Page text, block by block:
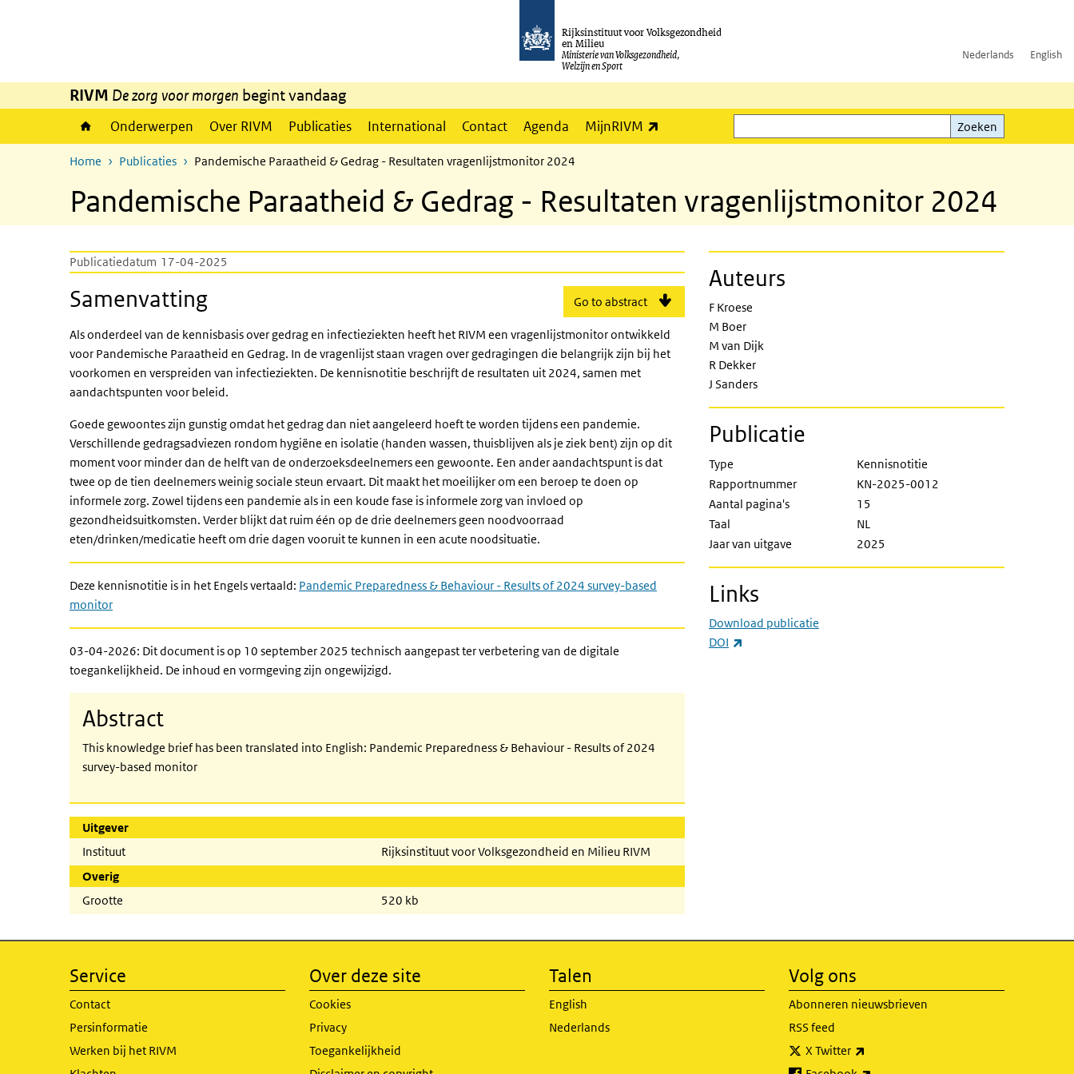
Rijksinstituut voor Volksgezondheid
en Milieu
Ministerie van Volksgezondheid,
Welzijn en Sport
Nederlands English
RIVM De zorg voor morgen begint vandaag
Onderwerpen Over RIVM Publicaties International Contact Agenda MijnRIVM
Zoeken
Zoeken
Home Publicaties Pandemische Paraatheid & Gedrag - Resultaten vragenlijstmonitor 2024
Pandemische Paraatheid & Gedrag - Resultaten vragenlijstmonitor 2024
Publicatiedatum 17-04-2025
Go to abstract
Samenvatting
Als onderdeel van de kennisbasis over gedrag en infectieziekten heeft het RIVM een vragenlijstmonitor ontwikkeld
voor Pandemische Paraatheid en Gedrag. In de vragenlijst staan vragen over gedragingen die belangrijk zijn bij het
voorkomen en verspreiden van infectieziekten. De kennisnotitie beschrijft de resultaten uit 2024, samen met
aandachtspunten voor beleid.
Goede gewoontes zijn gunstig omdat het gedrag dan niet aangeleerd hoeft te worden tijdens een pandemie.
Verschillende gedragsadviezen rondom hygiëne en isolatie (handen wassen, thuisblijven als je ziek bent) zijn op dit
moment voor minder dan de helft van de onderzoeksdeelnemers een gewoonte. Een ander aandachtspunt is dat
twee op de tien deelnemers weinig sociale steun ervaart. Dit maakt het moeilijker om een beroep te doen op
informele zorg. Zowel tijdens een pandemie als in een koude fase is informele zorg van invloed op
gezondheidsuitkomsten. Verder blijkt dat ruim één op de drie deelnemers geen noodvoorraad
eten/drinken/medicatie heeft om drie dagen vooruit te kunnen in een acute noodsituatie.
Deze kennisnotitie is in het Engels vertaald: Pandemic Preparedness & Behaviour - Results of 2024 survey-based
monitor
03-04-2026: Dit document is op 10 september 2025 technisch aangepast ter verbetering van de digitale
toegankelijkheid. De inhoud en vormgeving zijn ongewijzigd.
Abstract
This knowledge brief has been translated into English: Pandemic Preparedness & Behaviour - Results of 2024
survey-based monitor
Uitgever
Instituut
Rijksinstituut voor Volksgezondheid en Milieu RIVM
Overig
Grootte
520 kb
Auteurs
F Kroese
M Boer
M van Dijk
R Dekker
J Sanders
Publicatie
Type
Kennisnotitie
Rapportnummer
KN-2025-0012
Aantal pagina's
15
Taal
NL
Jaar van uitgave
2025
Links
Download publicatie
DOI
Service
Contact
Persinformatie
Werken bij het RIVM
Over deze site
Cookies
Privacy
Toegankelijkheid
Talen
English
Nederlands
Volg ons
Abonneren nieuwsbrieven
RSS feed
X Twitter